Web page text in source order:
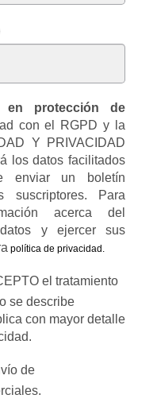
en protección de
con el RGPD y la
Y PRIVACIDAD
los datos facilitados
enviar un boletín
suscriptores. Para
acerca del
y ejercer sus
política de privacidad .
el tratamiento
se describe
con mayor detalle
de